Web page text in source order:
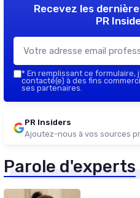
Recevez les
PR
* En remplissant ce formulaire,
contacté(e) à des fins
ses partenaires.
PR Insiders
Ajoutez-nous à vos sources
Parole d'experts